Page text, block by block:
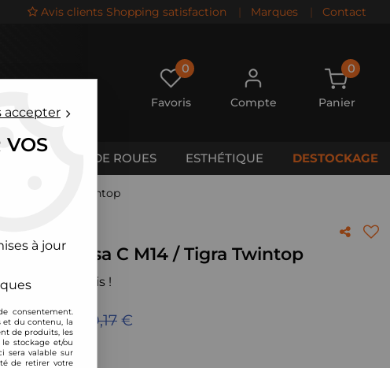
Avis clients Shopping satisfaction | Marques | Contact
0
Favoris Compte
0
Panier
CALES DE ROUES ESTHÉTIQUE DESTOCKAGE
M14 / Tigra Twintop
Opel Corsa C M14 / Tigra Twintop
votre avis !
lieu de350,17 €
accepter
VOS
à jour
consentement.
et du contenu, la
de produits, les
stockage et/ou
sera valable sur
de retirer votre